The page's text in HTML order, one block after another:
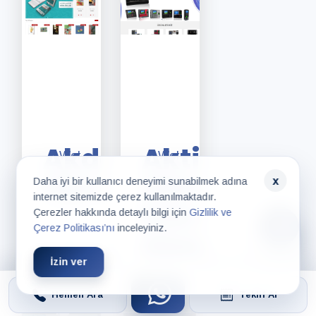
Hemen Ara Teklif Al
Sitesi
Yönetim
Yönetim
Hizmeti,
Akdem
Store
Web
Tasarımı,
Eticaret
Sitesi,
Özel
Yazılım
Geliştirme
Aktif
Zaman
Kontrol
Sistemleri
Web
Tasarımı,
Sosyal
Medya
SEO,
Daha iyi bir kullanıcı deneyimi sunabilmek adına
internet sitemizde çerez kullanılmaktadır.
Çerezler hakkında detaylı bilgi için Gizlilik ve
Çerez Politikası’nı inceleyiniz.
İzin ver
x